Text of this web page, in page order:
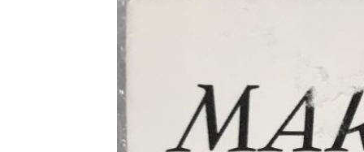
Horaire et tarifs
Accessibilité et
Expositions et